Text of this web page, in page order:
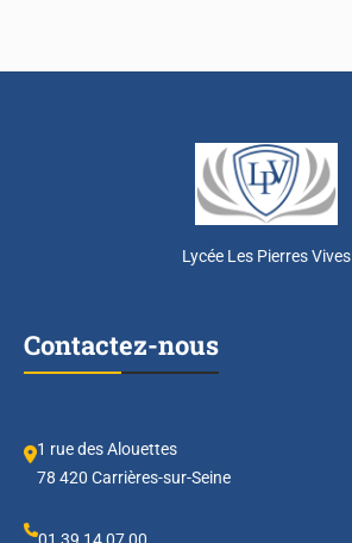
Lycée Les Pierres Vives
Contactez-nous
1 rue des Alouettes
78 420 Carrières-sur-Seine
01 39 14 07 00